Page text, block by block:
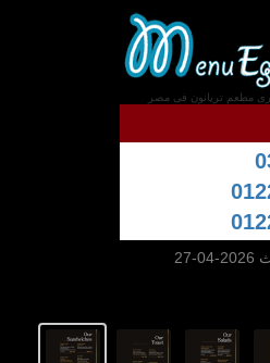
مطعم تريانون فى مصر